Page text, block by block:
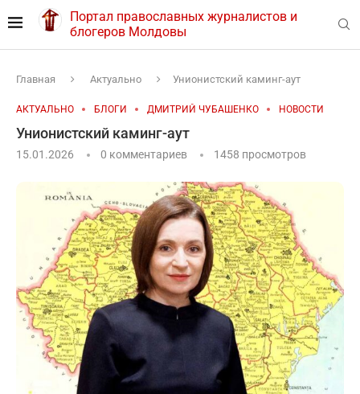
Портал православных журналистов и
блогеров Молдовы
Главная Актуально Унионистский каминг-аут
АКТУАЛЬНО БЛОГИ ДМИТРИЙ ЧУБАШЕНКО НОВОСТИ
Унионистский каминг-аут
15.01.2026 0 комментариев 1458 просмотров